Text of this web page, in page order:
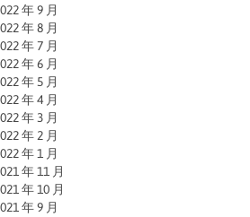
年 9 月
年 8 月
年 7 月
年 6 月
年 5 月
年 4 月
年 3 月
年 2 月
年 1 月
年 11 月
年 10 月
年 9 月